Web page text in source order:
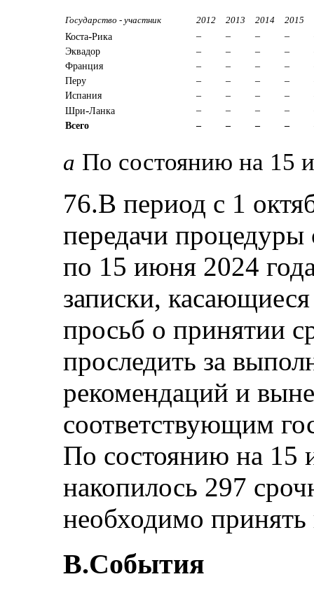
Государство - участник 2012 2013 2014 2015
Коста-Рика – – –
–
Эквадор
– – –
–
Франция
– – –
–
Перу
– – –
–
Испания
– – –
–
Шри-Ланка – – –
–
Всего
– – – –
a По состоянию на 15
76.В период с 1
передачи процедуры
по 15 июня 2024
записки,
просьб о принятии
проследить за
рекомендаций и
соответствующим
По состоянию на 15
накопилось 297
необходимо
B.События